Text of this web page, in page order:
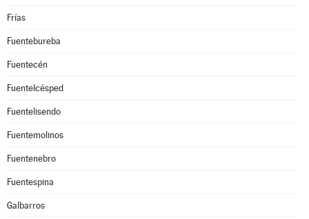
Frías
Fuentebureba
Fuentecén
Fuentelcésped
Fuentelisendo
Fuentemolinos
Fuentenebro
Fuentespina
Galbarros